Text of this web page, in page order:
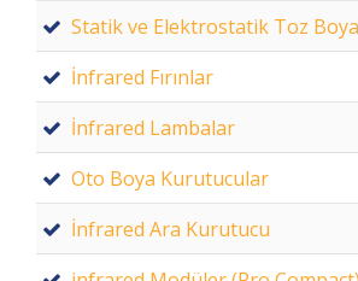
Statik ve Elektrostatik Toz
İnfrared Fırınlar
İnfrared Lambalar
Oto Boya Kurutucular
İnfrared Ara Kurutucu